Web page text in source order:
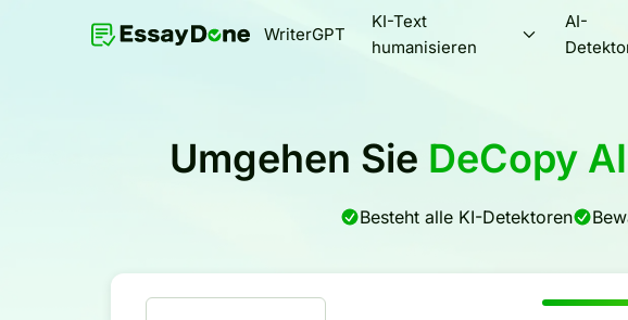
WriterGPT
KI-Text
humanisieren
AI-
Umgehen Sie DeCopy AI
Besteht alle KI-Detektoren